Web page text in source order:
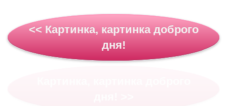
<< Картинка, картинка доброго
дня!